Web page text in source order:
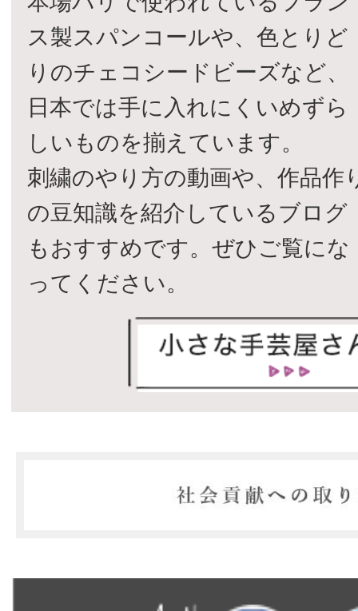
ス製スパンコールや、色とりど
りのチェコシードビーズなど、
日本では手に入れにくいめずら
しいものを揃えています。
刺繍のやり方の動画や、作品作
の豆知識を紹介しているブログ
もおすすめです。ぜひご覧にな
ってください。